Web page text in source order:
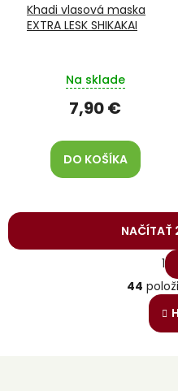
Khadi vlasová maska
EXTRA LESK SHIKAKAI
Na sklade
7,90 €
DO KOŠÍKA
NAČÍTAŤ
1
44